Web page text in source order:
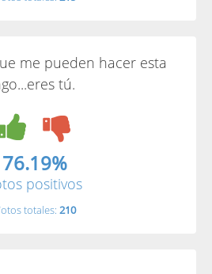
me pueden hacer esta
tú.
76.19%
positivos
totales: 210